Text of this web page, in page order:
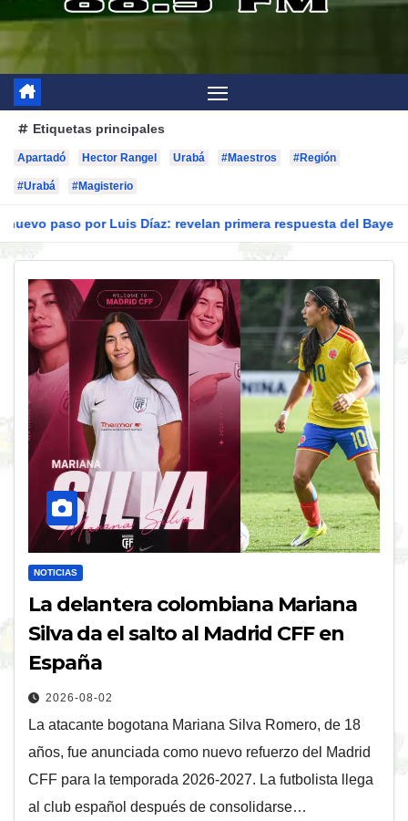
Etiquetas principales
Apartadó Hector Rangel Urabá #Maestros #Región
#Urabá #Magisterio
por Luis Díaz: revelan primera respuesta del Bayern Múnich
NOTICIAS
La delantera colombiana Mariana
Silva da el salto al Madrid CFF en
España
2026-08-02
La atacante bogotana Mariana Silva Romero, de 18
años, fue anunciada como nuevo refuerzo del Madrid
CFF para la temporada 2026-2027. La futbolista llega
al club español después de consolidarse…